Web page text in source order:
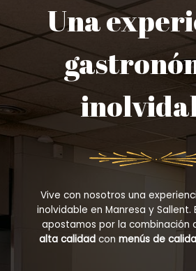
Una
Vive con nosotros una
inolvidable en Manresa y Sallent.
apostamos por la combinación
alta calidad con menús de